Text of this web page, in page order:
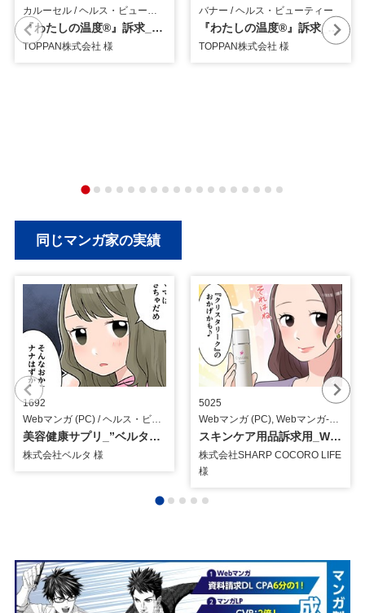
カルーセル / ヘルス・ビューティー
『わたしの温度®』訴求_カルーセル
TOPPAN株式会社 様
バナー / ヘルス・ビューティー
『わたしの温度®』訴求_バナー
TOPPAN株式会社 様
同じマンガ家の実績
1692
Webマンガ (PC) / ヘルス・ビューティー
美容健康サプリ_”ベルタママリズム”訴求用_Webマンガ
株式会社ベルタ 様
5025
スキンケア用品訴求用_Webマンガ
株式会社SHARP COCORO LIFE
様